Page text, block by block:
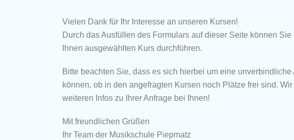
Vielen Dank für Ihr Interesse an unseren Kursen!
Durch das Ausfüllen des Formulars auf dieser Seite können
Ihnen ausgewählten Kurs durchführen.
Bitte beachten Sie, dass es sich hierbei um eine
können, ob in den angefragten Kursen noch Plätze frei sind.
weiteren Infos zu Ihrer Anfrage bei Ihnen!
Mit freundlichen Grüßen
Ihr Team der Musikschule Piepmatz